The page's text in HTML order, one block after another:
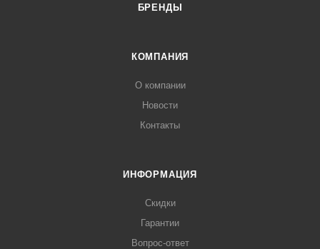
БРЕНДЫ
КОМПАНИЯ
О компании
Новости
Контакты
ИНФОРМАЦИЯ
Скидки
Гарантии
Вопрос-ответ